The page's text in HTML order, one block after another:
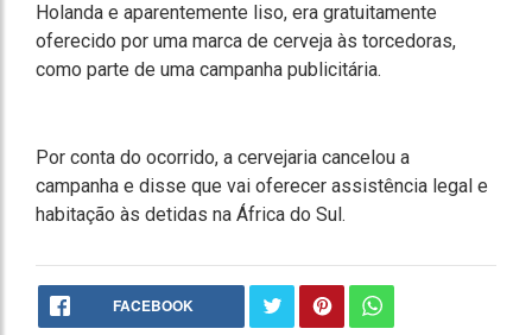
Holanda e aparentemente liso, era gratuitamente
oferecido por uma marca de cerveja às torcedoras,
como parte de uma campanha publicitária.
Por conta do ocorrido, a cervejaria cancelou a
campanha e disse que vai oferecer assistência legal e
habitação às detidas na África do Sul.
FACEBOOK